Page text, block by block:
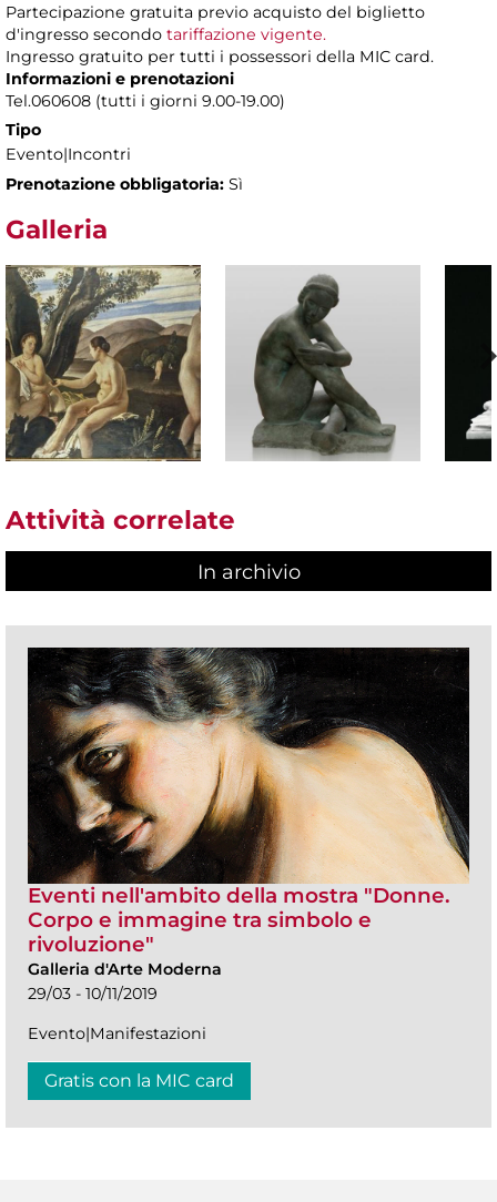
Partecipazione gratuita previo acquisto del biglietto
d'ingresso secondo tariffazione vigente.
Ingresso gratuito per tutti i possessori della MIC card.
Informazioni e prenotazioni
Tel.060608 (tutti i giorni 9.00-19.00)
Tipo
Evento|Incontri
Prenotazione obbligatoria: Sì
Galleria
Attività correlate
In archivio
Eventi nell'ambito della mostra "Donne.
Corpo e immagine tra simbolo e
rivoluzione"
Galleria d'Arte Moderna
29/03 - 10/11/2019
Evento|Manifestazioni
Gratis con la MIC card